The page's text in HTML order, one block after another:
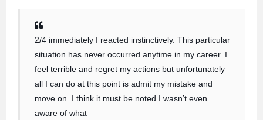
2/4 immediately I reacted instinctively. This particular
situation has never occurred anytime in my career. I
feel terrible and regret my actions but unfortunately
all I can do at this point is admit my mistake and
move on. I think it must be noted I wasn’t even
aware of what